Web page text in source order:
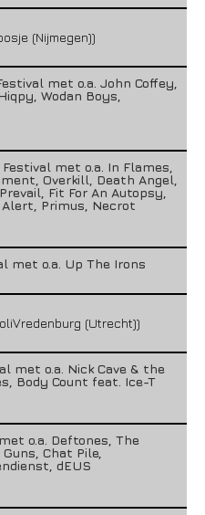
(Nijmegen))
met o.a. John Coffey,
Wodan Boys,
met o.a. In Flames,
Overkill, Death Angel,
Fit For An Autopsy,
Primus, Necrot
met o.a. Up The Irons
(Utrecht))
met o.a. Nick Cave & the
Body Count feat. Ice-T
o.a. Deftones, The
Chat Pile,
dEUS